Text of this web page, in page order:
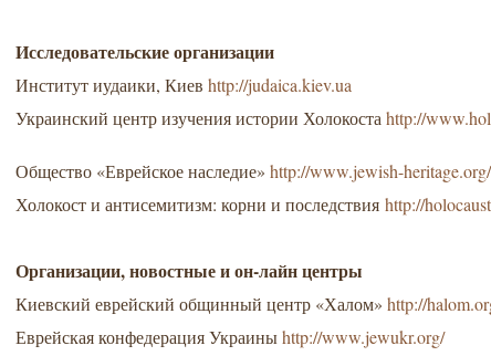
Исследовательские организации
Институт иудаики, Киевhttp://judaica.kiev.ua
Украинский центр изучения истории Холокостаhttp://
Общество «Еврейское наследие»http://www.jewish-heritage.org/
Холокост и антисемитизм: корни и последствияhttp://
Организации, новостные и он-лайн центры
Киевский еврейский общинный центр «Халом»http://
Еврейская конфедерация Украиныhttp://www.jewukr.org/